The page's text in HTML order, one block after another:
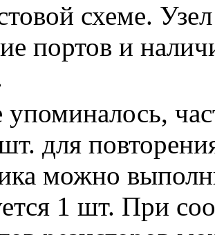
схеме.
портов и
для
можно
1 шт. При